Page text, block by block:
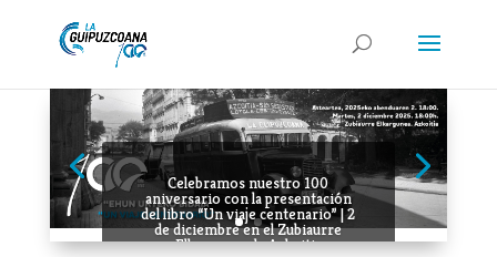
Celebramos nuestro 100
aniversario con la presentación
del libro “Un viaje centenario” | 2
de diciembre en el Zubiaurre
Elkargunea de Azkoitia